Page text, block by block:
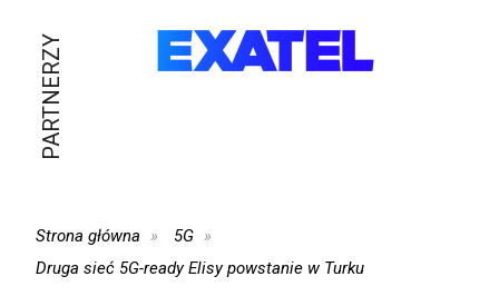
PARTNERZY
Strona główna
5G
Druga sieć 5G-ready Elisy powstanie w Turku